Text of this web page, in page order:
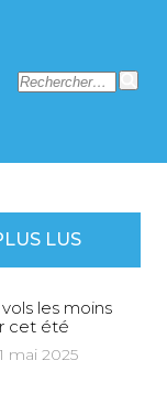
LUS
les moins
cet été
mai 2025